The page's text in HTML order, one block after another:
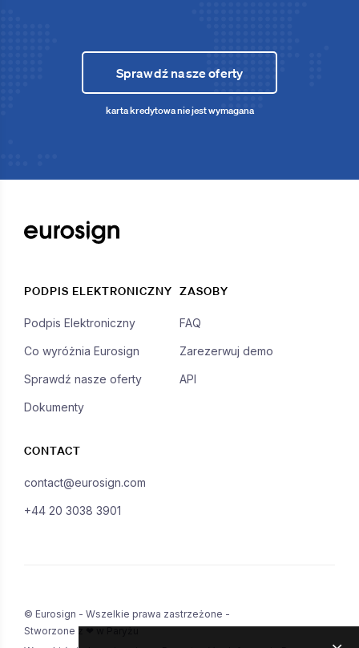
Sprawdź nasze oferty
karta kredytowa nie jest wymagana
PODPIS ELEKTRONICZNY
Podpis Elektroniczny
Co wyróżnia Eurosign
Sprawdź nasze oferty
Dokumenty
ZASOBY
FAQ
Zarezerwuj demo
API
CONTACT
contact@eurosign.com
+44 20 3038 3901
© Eurosign - Wszelkie prawa zastrzeżone -
Stworzone z ❤ w Paryżu